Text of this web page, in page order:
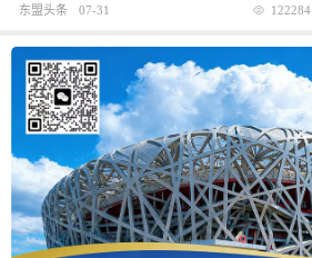
东盟头条 07-31 122284